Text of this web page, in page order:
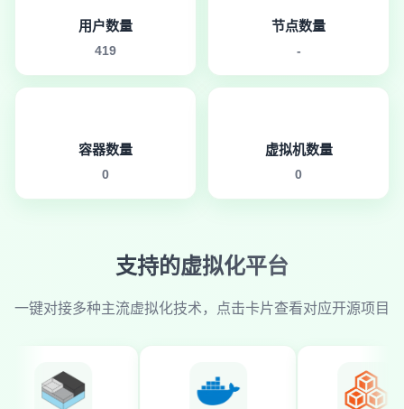
用户数量
419
节点数量
-
容器数量
0
虚拟机数量
0
支持的虚拟化平台
一键对接多种主流虚拟化技术，点击卡片查看对应开源项目